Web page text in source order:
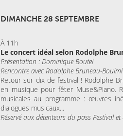
DIMANCHE 28 SEPTEMBRE
À 11h
Le concert idéal selon Rodolphe
Présentation : Dominique Boutel
Rencontre avec Rodolphe Bruneau-
Retour sur dix de festival ! Rodolphe
en musique pour fêter
musicales au programme : œuvres
dialogues musicaux...
Réservé aux détenteurs du pass Festival